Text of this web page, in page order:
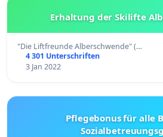
Erhaltung der Skilifte
"Die Liftfreunde Alberschwende" (…
4 301 Unterschriften
3 Jan 2022
Pflegebonus für alle